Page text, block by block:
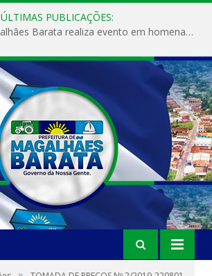
ÚLTIMAS PUBLICAÇÕES:
Prefeitura de Magalhães Barata realiza evento em homenagem ao Dia Internacional da Mulher